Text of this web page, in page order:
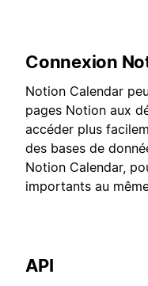
Connexion
Notion Calendar
pages Notion aux
accéder plus
des bases de
Notion Calendar,
importants au
API